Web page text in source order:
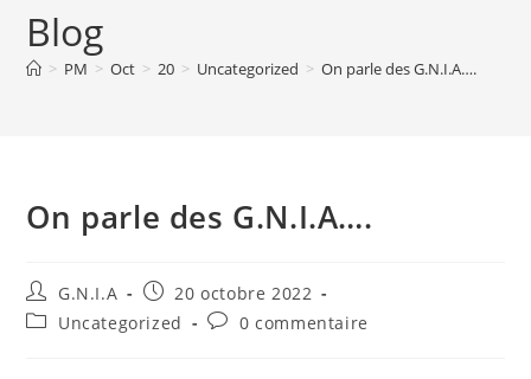
Blog
> PM > Oct > 20 > Uncategorized > On parle des G.N.I.A….
On parle des G.N.I.A….
G.N.I.A
20 octobre 2022
Uncategorized
0 commentaire